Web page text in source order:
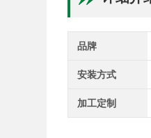
品牌
安装方式
加工定制